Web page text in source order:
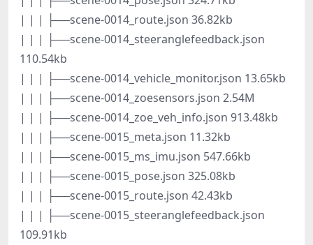
| | | ├──scene-0014_route.json 36.82kb
| | | ├──scene-0014_steeranglefeedback.json
110.54kb
| | | ├──scene-0014_vehicle_monitor.json 13.65kb
| | | ├──scene-0014_zoesensors.json 2.54M
| | | ├──scene-0014_zoe_veh_info.json 913.48kb
| | | ├──scene-0015_meta.json 11.32kb
| | | ├──scene-0015_ms_imu.json 547.66kb
| | | ├──scene-0015_pose.json 325.08kb
| | | ├──scene-0015_route.json 42.43kb
| | | ├──scene-0015_steeranglefeedback.json
109.91kb